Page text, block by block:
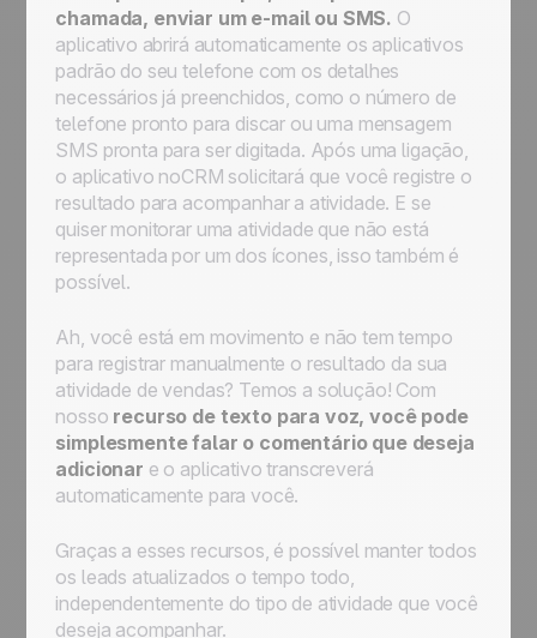
chamada, enviar um e-mail ou SMS. O
aplicativo abrirá automaticamente os aplicativos
padrão do seu telefone com os detalhes
necessários já preenchidos, como o número de
telefone pronto para discar ou uma mensagem
SMS pronta para ser digitada. Após uma ligação,
o aplicativo noCRM solicitará que você registre o
resultado para acompanhar a atividade. E se
quiser monitorar uma atividade que não está
representada por um dos ícones, isso também é
possível.
Ah, você está em movimento e não tem tempo
para registrar manualmente o resultado da sua
atividade de vendas? Temos a solução! Com
nosso recurso de texto para voz, você pode
simplesmente falar o comentário que deseja
adicionar e o aplicativo transcreverá
automaticamente para você.
Graças a esses recursos, é possível manter todos
os leads atualizados o tempo todo,
independentemente do tipo de atividade que você
deseja acompanhar.